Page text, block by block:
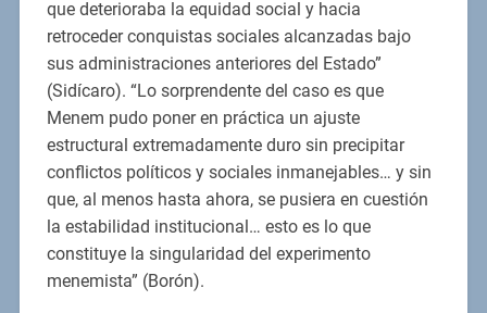
que deterioraba la equidad social y hacia
retroceder conquistas sociales alcanzadas bajo
sus administraciones anteriores del Estado”
(Sidícaro). “Lo sorprendente del caso es que
Menem pudo poner en práctica un ajuste
estructural extremadamente duro sin precipitar
conflictos políticos y sociales inmanejables… y sin
que, al menos hasta ahora, se pusiera en cuestión
la estabilidad institucional… esto es lo que
constituye la singularidad del experimento
menemista” (Borón).